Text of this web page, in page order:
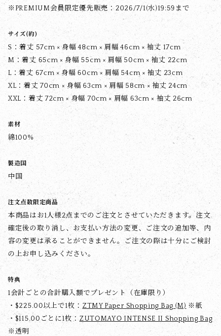
※PREMIUM会員限定優先販売：2026/7/1(水)19:59まで
サイズ(約)
S：着丈 57cm × 身幅 48cm × 肩幅 46cm × 袖丈 17cm
M：着丈 65cm × 身幅 55cm × 肩幅 50cm × 袖丈 22cm
L：着丈 67cm × 身幅 60cm × 肩幅 54cm × 袖丈 23cm
XL：着丈 70cm × 身幅 63cm × 肩幅 58cm × 袖丈 24cm
XXL：着丈 72cm × 身幅 70cm × 肩幅 63cm × 袖丈 26cm
素材
綿100%
製造国
中国
注文点数限定商品
本商品はお1人様2点までのご注文とさせていただきます。注文
確定後の取り消し、お支払い方法の変更、ご注文の追加等、内
容の変更は承ることができません。ご注文の際は十分にご検討
の上お申し込みください。
特典
1会計ごとの合計購入額でプレゼント（在庫限り）
・$‌225.00以上で1枚： ZTMY Paper Shopping Bag (M) ※紙
・$‌115.00ごとに1枚： ZUTOMAYO INTENSE II Shopping Bag
※透明